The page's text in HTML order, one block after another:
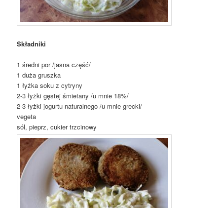
Składniki
1 średni por /jasna część/
1 duża gruszka
1 łyżka soku z cytryny
2-3 łyżki gęstej śmietany /u mnie 18%/
2-3 łyżki jogurtu naturalnego /u mnie grecki/
vegeta
sól, pieprz, cukier trzcinowy